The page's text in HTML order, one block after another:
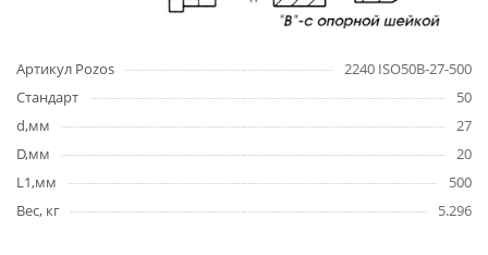
Артикул Pozos
2240 ISO50B-27-500
Стандарт
50
d,мм
27
D,мм
20
L1,мм
500
Вес, кг
5.296